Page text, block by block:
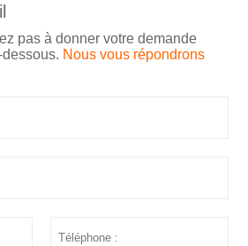
pas à donner votre demande
Nous vous répondrons